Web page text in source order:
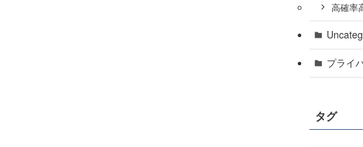
高確率
プライ
タグ